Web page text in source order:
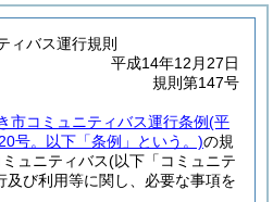
ィバス運行規則
平成14年12月27日
規則第147号
市コミュニティバス運行条例(平
号。以下「条例」という。)の規
ュニティバス(以下「コミュニテ
及び利用等に関し、必要な事項を